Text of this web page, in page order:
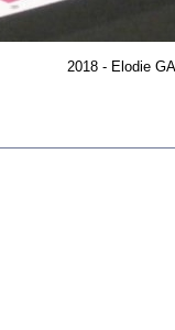
2018 - Elodie